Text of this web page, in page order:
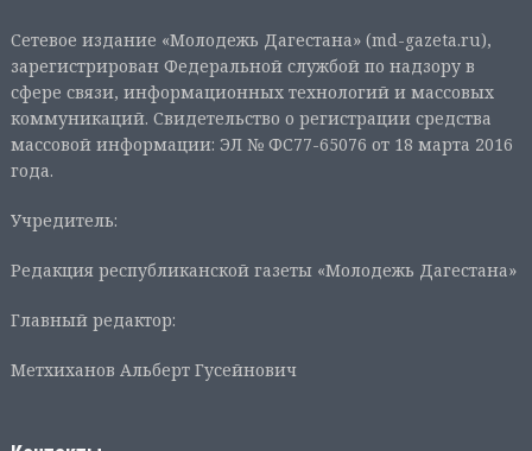
Сетевое издание «Молодежь Дагестана» (md-gazeta.ru),
зарегистрирован Федеральной службой по надзору в
сфере связи, информационных технологий и массовых
коммуникаций. Свидетельство о регистрации средства
массовой информации: ЭЛ № ФС77-65076 от 18 марта 2016
года.
Учредитель:
Редакция республиканской газеты «Молодежь Дагестана»
Главный редактор:
Метхиханов Альберт Гусейнович